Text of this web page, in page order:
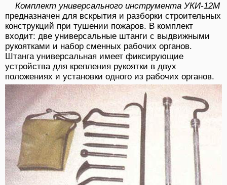
Комплект универсального инструмента УКИ-12М
предназначен для вскрытия и разборки строительных
конструкций при тушении пожаров. В комплект
входит: две универсальные штанги с выдвижными
рукоятками и набор сменных рабочих органов.
Штанга универсальная имеет фиксирующие
устройства для крепления рукоятки в двух
положениях и установки одного из рабочих органов.